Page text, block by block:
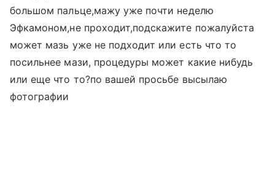
большом пальце,мажу уже почти неделю
Эфкамоном,не проходит,подскажите пожалуйста
может мазь уже не подходит или есть что то
посильнее мази, процедуры может какие нибудь
или еще что то?по вашей просьбе высылаю
фотографии